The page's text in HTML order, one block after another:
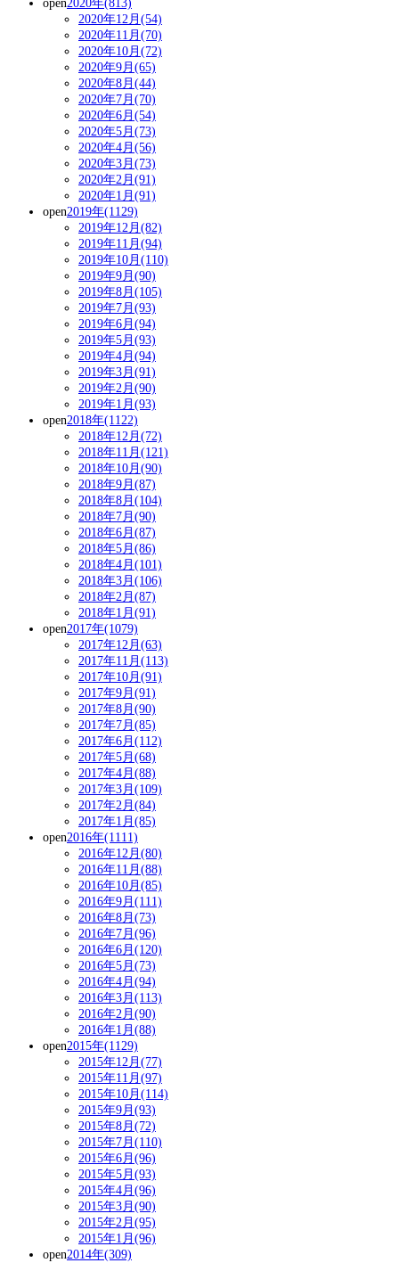
open2020年(813)
2020年12月(54)
2020年11月(70)
2020年10月(72)
2020年9月(65)
2020年8月(44)
2020年7月(70)
2020年6月(54)
2020年5月(73)
2020年4月(56)
2020年3月(73)
2020年2月(91)
2020年1月(91)
open2019年(1129)
2019年12月(82)
2019年11月(94)
2019年10月(110)
2019年9月(90)
2019年8月(105)
2019年7月(93)
2019年6月(94)
2019年5月(93)
2019年4月(94)
2019年3月(91)
2019年2月(90)
2019年1月(93)
open2018年(1122)
2018年12月(72)
2018年11月(121)
2018年10月(90)
2018年9月(87)
2018年8月(104)
2018年7月(90)
2018年6月(87)
2018年5月(86)
2018年4月(101)
2018年3月(106)
2018年2月(87)
2018年1月(91)
open2017年(1079)
2017年12月(63)
2017年11月(113)
2017年10月(91)
2017年9月(91)
2017年8月(90)
2017年7月(85)
2017年6月(112)
2017年5月(68)
2017年4月(88)
2017年3月(109)
2017年2月(84)
2017年1月(85)
open2016年(1111)
2016年12月(80)
2016年11月(88)
2016年10月(85)
2016年9月(111)
2016年8月(73)
2016年7月(96)
2016年6月(120)
2016年5月(73)
2016年4月(94)
2016年3月(113)
2016年2月(90)
2016年1月(88)
open2015年(1129)
2015年12月(77)
2015年11月(97)
2015年10月(114)
2015年9月(93)
2015年8月(72)
2015年7月(110)
2015年6月(96)
2015年5月(93)
2015年4月(96)
2015年3月(90)
2015年2月(95)
2015年1月(96)
open2014年(309)